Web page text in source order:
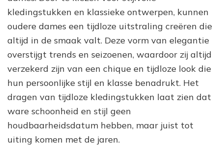
kledingstukken en klassieke ontwerpen, kunnen
oudere dames een tijdloze uitstraling creëren die
altijd in de smaak valt. Deze vorm van elegantie
overstijgt trends en seizoenen, waardoor zij altijd
verzekerd zijn van een chique en tijdloze look die
hun persoonlijke stijl en klasse benadrukt. Het
dragen van tijdloze kledingstukken laat zien dat
ware schoonheid en stijl geen
houdbaarheidsdatum hebben, maar juist tot
uiting komen met de jaren.